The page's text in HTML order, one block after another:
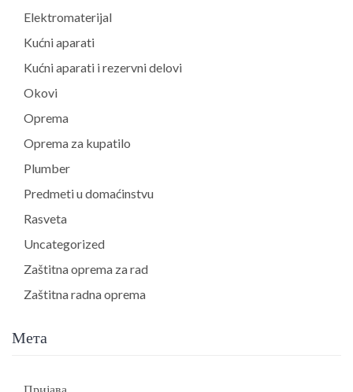
Elektromaterijal
Kućni aparati
Kućni aparati i rezervni delovi
Okovi
Oprema
Oprema za kupatilo
Plumber
Predmeti u domaćinstvu
Rasveta
Uncategorized
Zaštitna oprema za rad
Zaštitna radna oprema
Мета
Пријава